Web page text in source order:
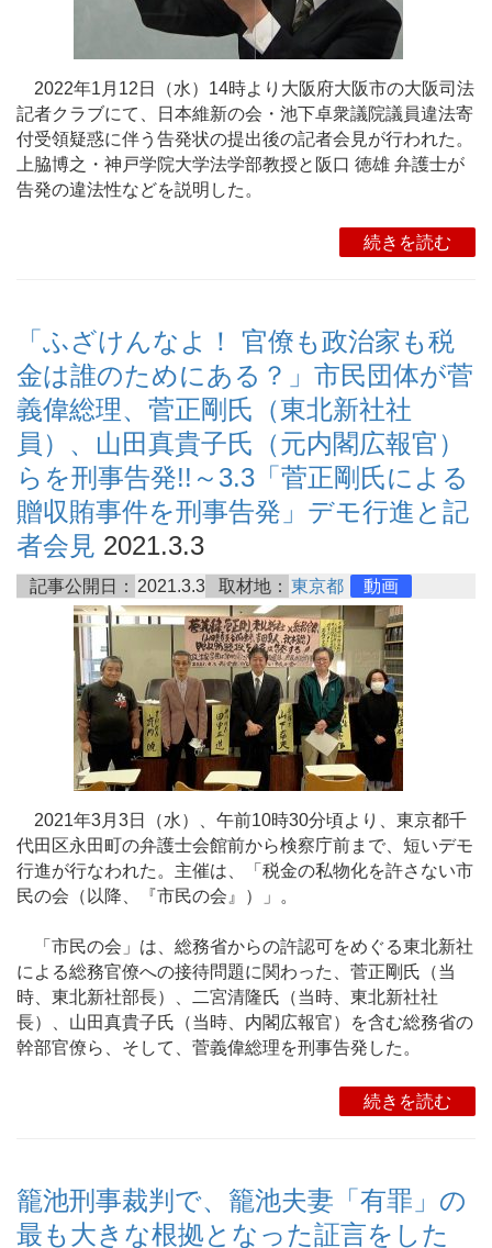
2022年1月12日（水）14時より大阪府大阪市の大阪司法
記者クラブにて、日本維新の会・池下卓衆議院議員違法寄
付受領疑惑に伴う告発状の提出後の記者会見が行われた。
上脇博之・神戸学院大学法学部教授と阪口 徳雄 弁護士が
告発の違法性などを説明した。
続きを読む
「ふざけんなよ！ 官僚も政治家も税
金は誰のためにある？」市民団体が菅
義偉総理、菅正剛氏（東北新社社
員）、山田真貴子氏（元内閣広報官）
らを刑事告発!!～3.3「菅正剛氏による
贈収賄事件を刑事告発」デモ行進と記
者会見 2021.3.3
記事公開日： 2021.3.3 取材地： 東京都 動画
2021年3月3日（水）、午前10時30分頃より、東京都千
代田区永田町の弁護士会館前から検察庁前まで、短いデモ
行進が行なわれた。主催は、「税金の私物化を許さない市
民の会（以降、『市民の会』）」。
「市民の会」は、総務省からの許認可をめぐる東北新社
による総務官僚への接待問題に関わった、菅正剛氏（当
時、東北新社部長）、二宮清隆氏（当時、東北新社社
長）、山田真貴子氏（当時、内閣広報官）を含む総務省の
幹部官僚ら、そして、菅義偉総理を刑事告発した。
続きを読む
籠池刑事裁判で、籠池夫妻「有罪」の
最も大きな根拠となった証言をした